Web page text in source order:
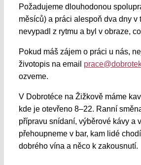
Požadujeme dlouhodonou
měsíců) a práci alespoň dva dny v
nevypadl z rytmu a byl v obraze,
Pokud máš zájem o práci u nás,
životopis na email
ozveme.
V Dobrotéce na Žižkově máme
kde je otevřeno 8–22. Ranní
přípravu snídaní, výběrové kávy a
přehoupneme v bar, kam lidé
dobrého vína a něco k zakousnutí.